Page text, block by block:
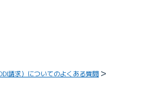
請求）についてのよくある質問